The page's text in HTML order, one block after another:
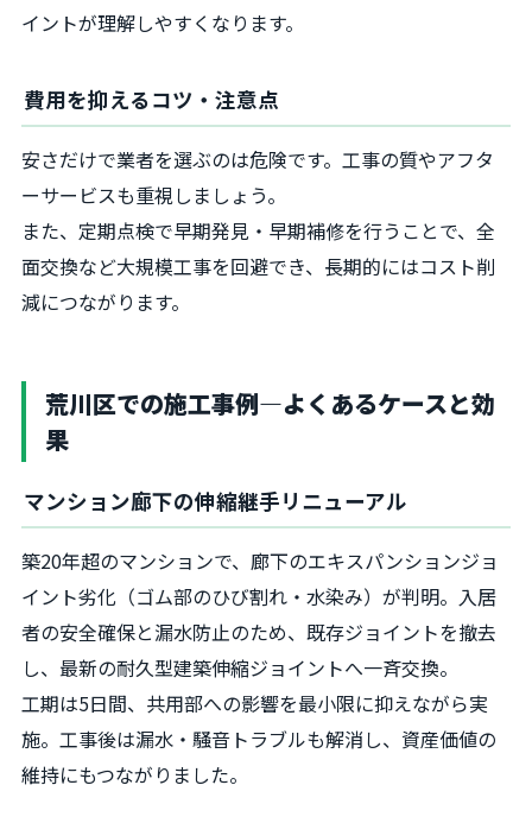
イントが理解しやすくなります。
費用を抑えるコツ・注意点
安さだけで業者を選ぶのは危険です。工事の質やアフタ
ーサービスも重視しましょう。
また、定期点検で早期発見・早期補修を行うことで、全
面交換など大規模工事を回避でき、長期的にはコスト削
減につながります。
荒川区での施工事例―よくあるケースと効
果
マンション廊下の伸縮継手リニューアル
築20年超のマンションで、廊下のエキスパンションジョ
イント劣化（ゴム部のひび割れ・水染み）が判明。入居
者の安全確保と漏水防止のため、既存ジョイントを撤去
し、最新の耐久型建築伸縮ジョイントへ一斉交換。
工期は5日間、共用部への影響を最小限に抑えながら実
施。工事後は漏水・騒音トラブルも解消し、資産価値の
維持にもつながりました。